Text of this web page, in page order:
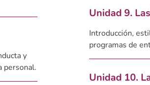
y
personal.
Unidad 9.
Introducción,
programas de
Unidad 10.